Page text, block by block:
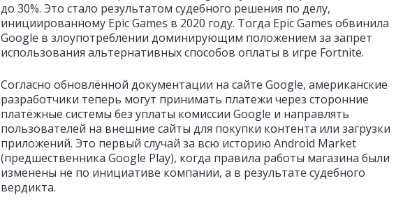
до 30%. Это стало результатом судебного решения по делу,
инициированному Epic Games в 2020 году. Тогда Epic Games обвинила
Google в злоупотреблении доминирующим положением за запрет
использования альтернативных способов оплаты в игре Fortnite.
Согласно обновлённой документации на сайте Google, американские
разработчики теперь могут принимать платежи через сторонние
платёжные системы без уплаты комиссии Google и направлять
пользователей на внешние сайты для покупки контента или загрузки
приложений. Это первый случай за всю историю Android Market
(предшественника Google Play), когда правила работы магазина были
изменены не по инициативе компании, а в результате судебного
вердикта.